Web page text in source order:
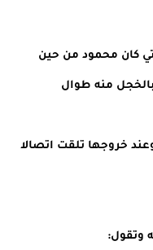
كان محمود من حين
منه طوال
خروجها تلقت اتصالا
وتقول: